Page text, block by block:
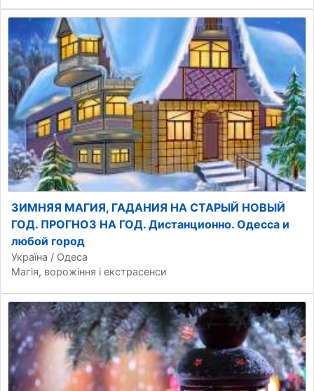
ЗИМНЯЯ МАГИЯ, ГАДАНИЯ НА СТАРЫЙ НОВЫЙ
ГОД. ПРОГНОЗ НА ГОД. Дистанционно. Одесса и
любой город
Україна / Одеса
Магія, ворожіння і екстрасенси